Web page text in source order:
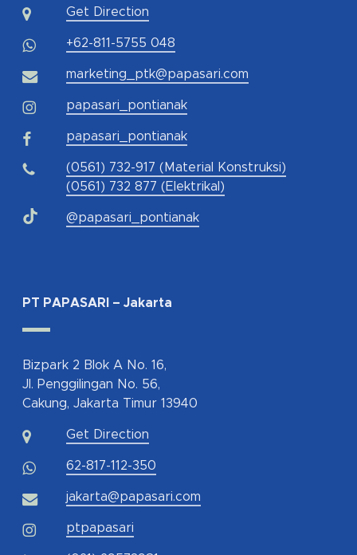
Get Direction
+62-811-5755 048
marketing_ptk@papasari.com
papasari_pontianak
papasari_pontianak
(0561) 732-917 (Material Konstruksi)
(0561) 732 877 (Elektrikal)
@papasari_pontianak
PT PAPASARI – Jakarta
Bizpark 2 Blok A No. 16,
Jl. Penggilingan No. 56,
Cakung, Jakarta Timur 13940
Get Direction
62-817-112-350
jakarta@papasari.com
ptpapasari